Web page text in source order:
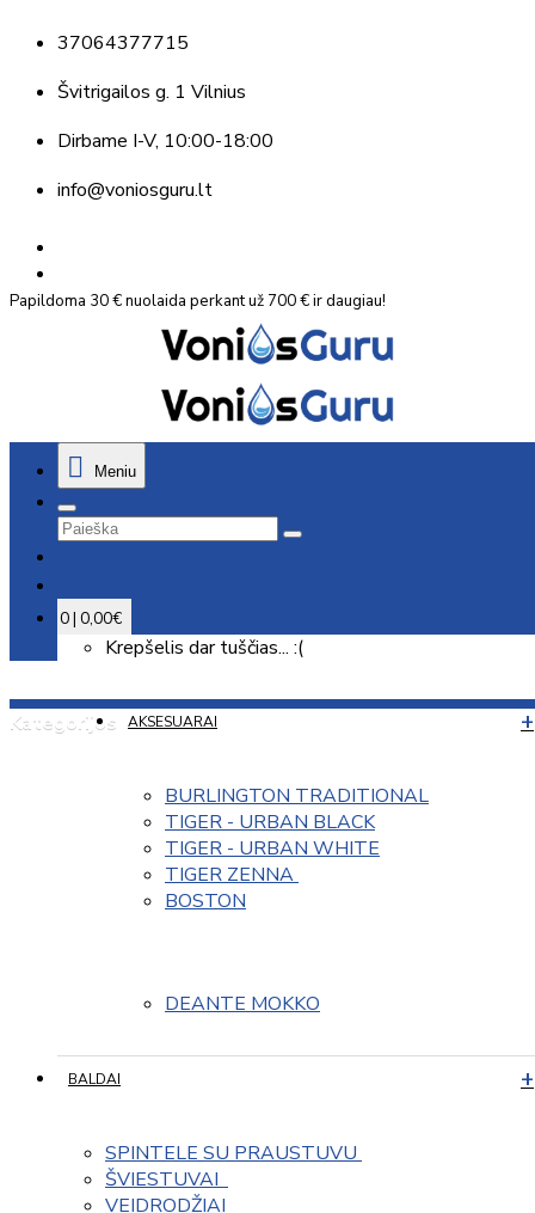
37064377715
Švitrigailos g. 1 Vilnius
Dirbame I-V, 10:00-18:00
info@voniosguru.lt
Papildoma 30 € nuolaida perkant už 700 € ir daugiau!
Meniu
0 | 0,00€
Krepšelis dar tuščias... :(
Kategorijos AKSESUARAI
BURLINGTON TRADITIONAL
TIGER - URBAN BLACK
TIGER - URBAN WHITE
TIGER ZENNA
BOSTON
DEANTE MOKKO
BALDAI
SPINTELE SU PRAUSTUVU
ŠVIESTUVAI
VEIDRODŽIAI